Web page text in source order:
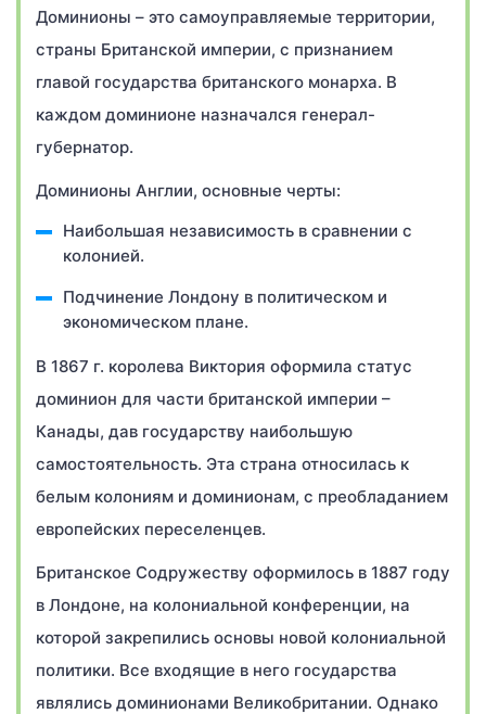
Доминионы – это самоуправляемые территории,
страны Британской империи, с признанием
главой государства британского монарха. В
каждом доминионе назначался генерал-
губернатор.
Доминионы Англии, основные черты:
Наибольшая независимость в сравнении с
колонией.
Подчинение Лондону в политическом и
экономическом плане.
В 1867 г. королева Виктория оформила статус
доминион для части британской империи –
Канады, дав государству наибольшую
самостоятельность. Эта страна относилась к
белым колониям и доминионам, с преобладанием
европейских переселенцев.
Британское Содружеству оформилось в 1887 году
в Лондоне, на колониальной конференции, на
которой закрепились основы новой колониальной
политики. Все входящие в него государства
являлись доминионами Великобритании. Однако